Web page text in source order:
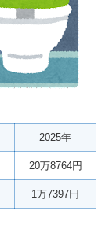
2025年
20万8764円
1万7397円